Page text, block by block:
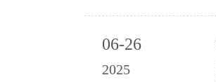
06-26
2025